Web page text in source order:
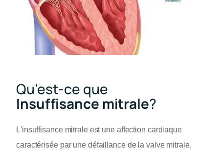
Qu’est-ce que
Insuffisance mitrale?
L'insuffisance mitrale est une affection cardiaque
caractérisée par une défaillance de la valve mitrale,